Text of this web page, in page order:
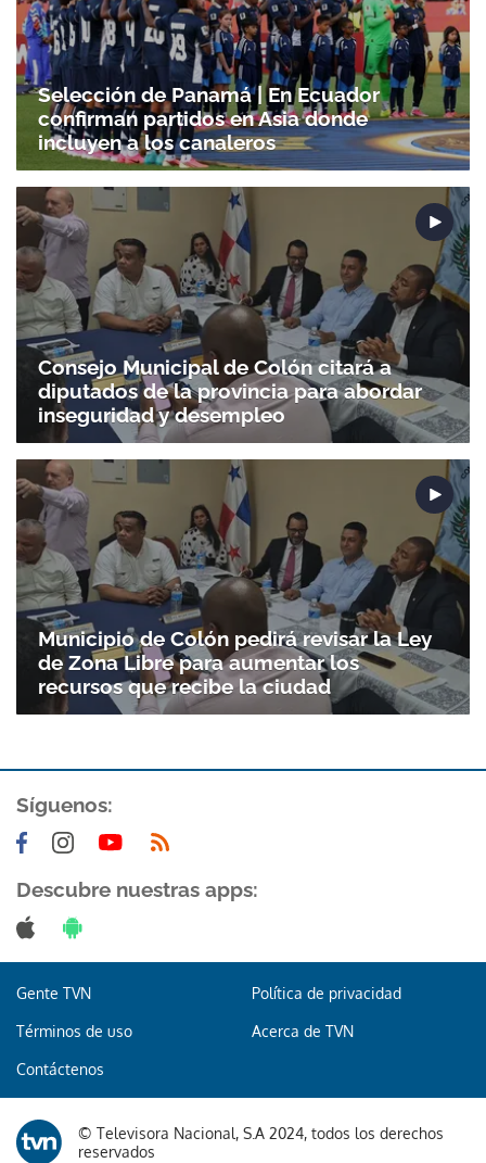
Gracias por suscribirte a nuestro boletín.
ACEPTAR
Selección de Panamá | En Ecuador
confirman partidos en Asia donde
incluyen a los canaleros
Consejo Municipal de Colón citará a
diputados de la provincia para abordar
inseguridad y desempleo
Municipio de Colón pedirá revisar la Ley
de Zona Libre para aumentar los
recursos que recibe la ciudad
Síguenos:
Descubre nuestras apps:
Gente TVN Política de privacidad
Términos de uso Acerca de TVN
Contáctenos
© Televisora Nacional, S.A 2024, todos los derechos
reservados